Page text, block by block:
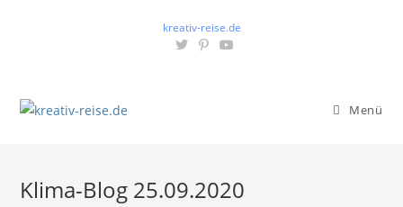
kreativ-reise.de
Menü
Klima-Blog 25.09.2020